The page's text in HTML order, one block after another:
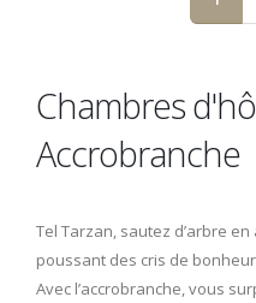
Chambres
Accrobranche
Tel Tarzan, sautez d’arbre
poussant des cris de
Avec l’accrobranche, vous